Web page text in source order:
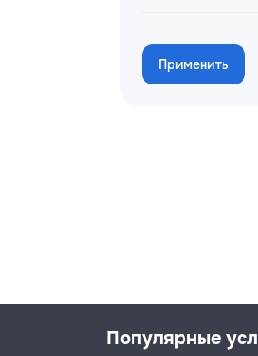
Применить
Популярные